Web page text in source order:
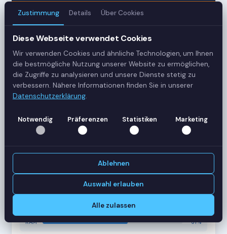
Server
42
Status
CPU
62%
RAM
61%
Zustimmung Details Über Cookies
Diese Webseite verwendet Cookies
Wir verwenden Cookies und ähnliche Technologien, um Ihnen
die bestmögliche Nutzung unserer Website zu ermöglichen,
die Zugriffe zu analysieren und unsere Dienste stetig zu
verbessern. Nähere Informationen finden Sie in unserer
Datenschutzerklärung.
Notwendig Präferenzen Statistiken Marketing
Ablehnen
Auswahl erlauben
Alle zulassen